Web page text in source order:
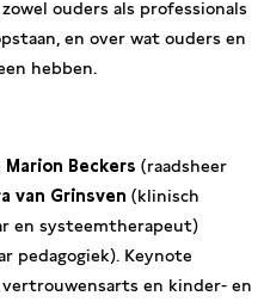
ouders als professionals
en over wat ouders en
hebben.
Marion Beckers (raadsheer
van Grinsven (klinisch
en systeemtherapeut)
pedagogiek). Keynote
, vertrouwensarts en kinder- en